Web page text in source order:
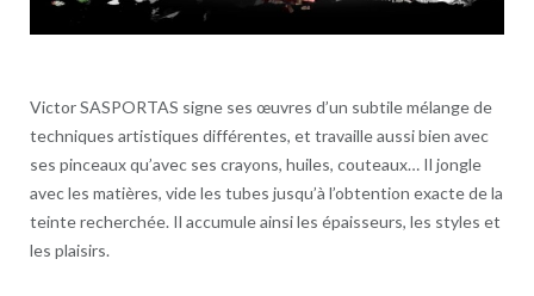
Victor SASPORTAS signe ses œuvres d’un subtile mélange de
techniques artistiques différentes, et travaille aussi bien avec
ses pinceaux qu’avec ses crayons, huiles, couteaux… Il jongle
avec les matières, vide les tubes jusqu’à l’obtention exacte de la
teinte recherchée. Il accumule ainsi les épaisseurs, les styles et
les plaisirs.